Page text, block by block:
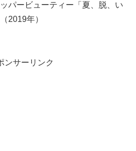
パービューティー「夏、脱、い
2019年）
ンサーリンク